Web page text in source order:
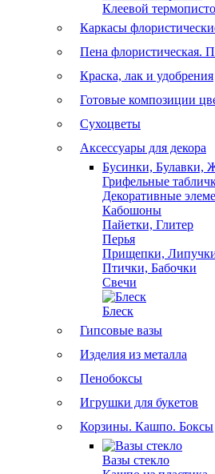
Клеевой
Каркасы
Пена флористическая.
Краска, лак и удобрения
Готовые композиции
Сухоцветы
Аксессуары для декора
Бусинки, Булавки,
Грифельные
Декоративные
Кабошоны
Пайетки, Глитер
Перья
Прищепки,
Птички, Бабочки
Свечи
Блеск
Гипсовые вазы
Изделия из металла
Пенобоксы
Игрушки для букетов
Корзины. Кашпо. Боксы
Вазы стекло